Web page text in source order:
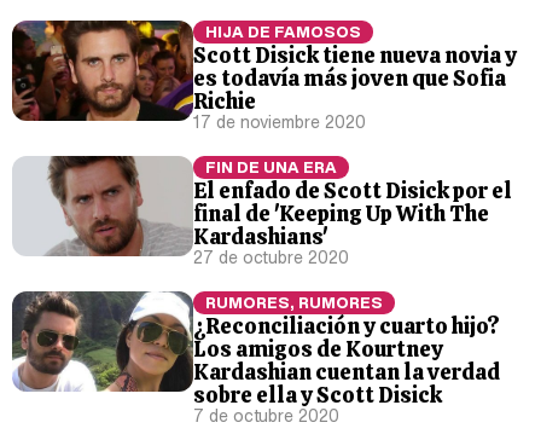
HIJA DE FAMOSOS
Scott Disick tiene nueva novia y
es todavía más joven que Sofia
Richie
17 de noviembre 2020
FIN DE UNA ERA
El enfado de Scott Disick por el
final de 'Keeping Up With The
Kardashians'
27 de octubre 2020
RUMORES, RUMORES
¿Reconciliación y cuarto hijo?
Los amigos de Kourtney
Kardashian cuentan la verdad
sobre ella y Scott Disick
7 de octubre 2020